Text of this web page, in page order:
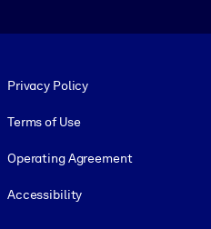
Privacy Policy
Terms of Use
Operating Agreement
Accessibility